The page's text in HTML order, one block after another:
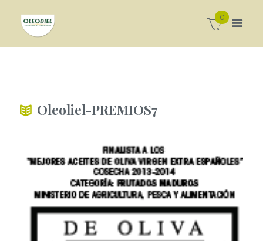
0
Oleoliel-PREMIOS7